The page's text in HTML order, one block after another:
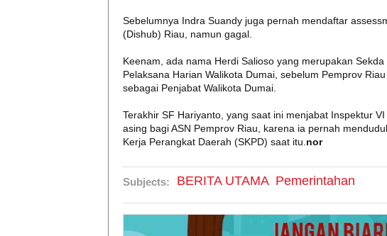
Sebelumnya Indra Suandy juga pernah mendaftar
(Dishub) Riau, namun gagal.
Keenam, ada nama Herdi Salioso yang merupakan
Pelaksana Harian Walikota Dumai, sebelum Pemprov
sebagai Penjabat Walikota Dumai.
Terakhir SF Hariyanto, yang saat ini menjabat Inspektur
asing bagi ASN Pemprov Riau, karena ia pernah
Kerja Perangkat Daerah (SKPD) saat itu. nor
Subjects: BERITA UTAMA Pemerintahan